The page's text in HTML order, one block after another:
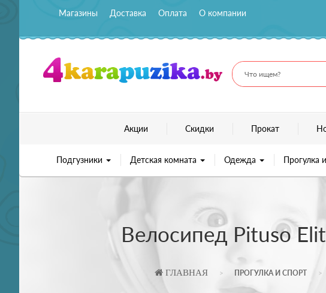
Магазины Доставка Оплата О компании
Что ищем?
Акции Скидки Прокат
Подгузники Детская комната Одежда Прогулка
Велосипед Pituso
ГЛАВНАЯ ПРОГУЛКА И СПОРТ